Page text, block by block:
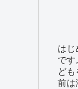
はじ
です
ど
前は